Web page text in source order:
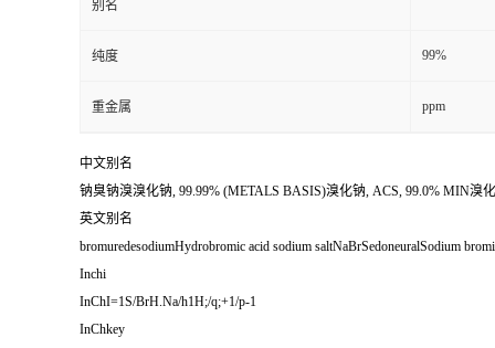
别名
纯度 99%
重金属 ppm
中文别名
钠臭钠溴溴化钠, 99.99% (METALS BASIS)溴化钠, ACS, 99.0% MIN溴
英文别名
bromuredesodiumHydrobromic acid sodium saltNaBrSedoneuralSodium
Inchi
InChI=1S/BrH.Na/h1H;/q;+1/p-1
InChkey